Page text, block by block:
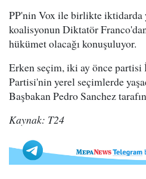
PP'nin Vox ile birlikte iktidarda
koalisyonun Diktatör
hükümet olacağı konuşuluyor.
Erken seçim, iki ay önce partisi
Partisi'nin yerel seçimlerde
Başbakan Pedro Sanchez
Kaynak: T24